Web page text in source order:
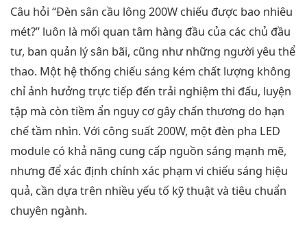
Câu hỏi “Đèn sân cầu lông 200W chiếu được bao nhiêu
mét?” luôn là mối quan tâm hàng đầu của các chủ đầu
tư, ban quản lý sân bãi, cũng như những người yêu thể
thao. Một hệ thống chiếu sáng kém chất lượng không
chỉ ảnh hưởng trực tiếp đến trải nghiệm thi đấu, luyện
tập mà còn tiềm ẩn nguy cơ gây chấn thương do hạn
chế tầm nhìn. Với công suất 200W, một đèn pha LED
module có khả năng cung cấp nguồn sáng mạnh mẽ,
nhưng để xác định chính xác phạm vi chiếu sáng hiệu
quả, cần dựa trên nhiều yếu tố kỹ thuật và tiêu chuẩn
chuyên ngành.